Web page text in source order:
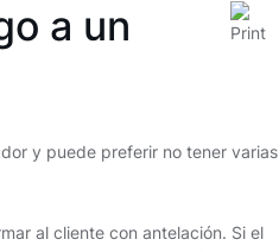
a un
y puede preferir no tener varias
al cliente con antelación. Si el